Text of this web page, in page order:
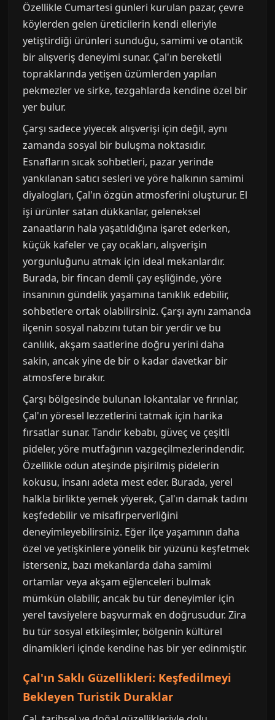
Özellikle Cumartesi günleri kurulan pazar, çevre
köylerden gelen üreticilerin kendi elleriyle
yetiştirdiği ürünleri sunduğu, samimi ve otantik
bir alışveriş deneyimi sunar. Çal'ın bereketli
topraklarında yetişen üzümlerden yapılan
pekmezler ve sirke, tezgahlarda kendine özel bir
yer bulur.
Çarşı sadece yiyecek alışverişi için değil, aynı
zamanda sosyal bir buluşma noktasıdır.
Esnafların sıcak sohbetleri, pazar yerinde
yankılanan satıcı sesleri ve yöre halkının samimi
diyalogları, Çal'ın özgün atmosferini oluşturur. El
işi ürünler satan dükkanlar, geleneksel
zanaatların hala yaşatıldığına işaret ederken,
küçük kafeler ve çay ocakları, alışverişin
yorgunluğunu atmak için ideal mekanlardır.
Burada, bir fincan demli çay eşliğinde, yöre
insanının gündelik yaşamına tanıklık edebilir,
sohbetlere ortak olabilirsiniz. Çarşı aynı zamanda
ilçenin sosyal nabzını tutan bir yerdir ve bu
canlılık, akşam saatlerine doğru yerini daha
sakin, ancak yine de bir o kadar davetkar bir
atmosfere bırakır.
Çarşı bölgesinde bulunan lokantalar ve fırınlar,
Çal'ın yöresel lezzetlerini tatmak için harika
fırsatlar sunar. Tandır kebabı, güveç ve çeşitli
pideler, yöre mutfağının vazgeçilmezlerindendir.
Özellikle odun ateşinde pişirilmiş pidelerin
kokusu, insanı adeta mest eder. Burada, yerel
halkla birlikte yemek yiyerek, Çal'ın damak tadını
keşfedebilir ve misafirperverliğini
deneyimleyebilirsiniz. Eğer ilçe yaşamının daha
özel ve yetişkinlere yönelik bir yüzünü keşfetmek
isterseniz, bazı mekanlarda daha samimi
ortamlar veya akşam eğlenceleri bulmak
mümkün olabilir, ancak bu tür deneyimler için
yerel tavsiyelere başvurmak en doğrusudur. Zira
bu tür sosyal etkileşimler, bölgenin kültürel
dinamikleri içinde kendine has bir yer edinmiştir.
Çal'ın Saklı Güzellikleri: Keşfedilmeyi
Bekleyen Turistik Duraklar